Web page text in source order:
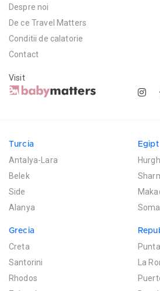
Despre noi
De ce Travel Matters
Conditii de calatorie
Contact
Visit
Turcia
Antalya-Lara
Belek
Side
Alanya
Egipt
Grecia
Creta
Santorini
Rhodos
La